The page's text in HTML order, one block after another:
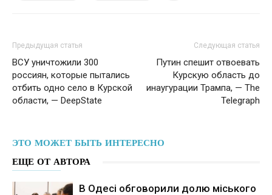
Предыдущая статья
ВСУ уничтожили 300
россиян, которые пытались
отбить одно село в Курской
области, — DeepState
Следующая статья
Путин спешит отвоевать
Курскую область до
инаугурации Трампа, — The
Telegraph
ЭТО МОЖЕТ БЫТЬ ИНТЕРЕСНО
ЕЩЕ ОТ АВТОРА
В Одесі обговорили долю міського